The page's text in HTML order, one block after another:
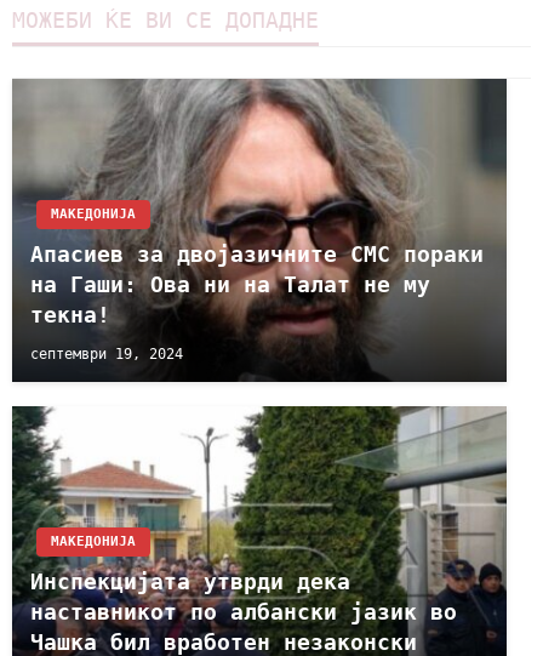
МОЖЕБИ ЌЕ ВИ СЕ ДОПАДНЕ
МАКЕДОНИЈА
Апасиев за двојазичните СМС пораки
на Гаши: Ова ни на Талат не му
текна!
септември 19, 2024
МАКЕДОНИЈА
Инспекцијата утврди дека
наставникот по албански јазик во
Чашка бил вработен незаконски